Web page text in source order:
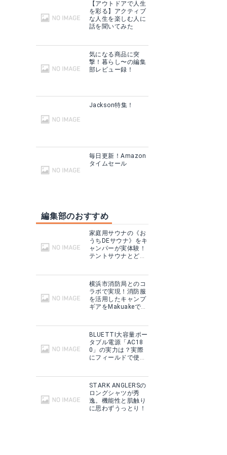
【アウトドアで人生
を彩る】アクティブ
な人生を楽しむ人に
話を聞いてみた
気になる商品に突
撃！暮らし〜の編集
部レビュー録！
Jackson特集！
毎日更新！Amazon
タイムセール
編集部のおすすめ
家庭用サウナの《お
うちDEサウナ》をキ
ャンパーが実体験！
テントサウナとどこ
横浜市消防局とのコ
ラボで実現！消防服
を活用したキャンプ
ギアをMakuakeで予
BLUETTI大容量ポー
タブル電源「AC18
0」の実力は？実際
にフィールドで使用
STARK ANGLERSの
ロングシャツが秀
逸。機能性と肌触り
に思わずうっとり！